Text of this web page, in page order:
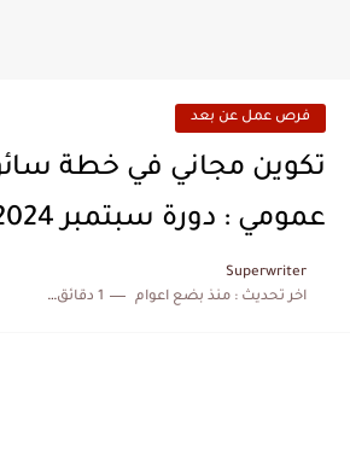
فرص عمل عن بعد
تكوين مجاني في خطة
عمومي : دورة سبتمبر 2024 / التسجيل
Superwriter
اخر تحديث :منذ بضع اعوام 1 دقائق للقراءة